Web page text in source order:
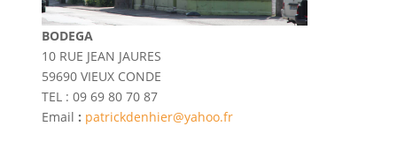
BODEGA
10 RUE JEAN JAURES
59690 VIEUX CONDE
TEL : 09 69 80 70 87
Email : patrickdenhier@yahoo.fr